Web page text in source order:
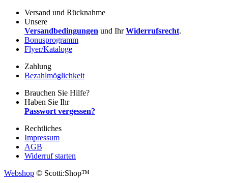
Versand und Rücknahme
Unsere
Versandbedingungen und IhrWiderrufsrecht.
Bonusprogramm
Flyer/Kataloge
Zahlung
Bezahlmöglichkeit
Brauchen Sie Hilfe?
Haben Sie Ihr
Passwort vergessen?
Rechtliches
Impressum
AGB
Widerruf starten
Webshop © Scotti:Shop™